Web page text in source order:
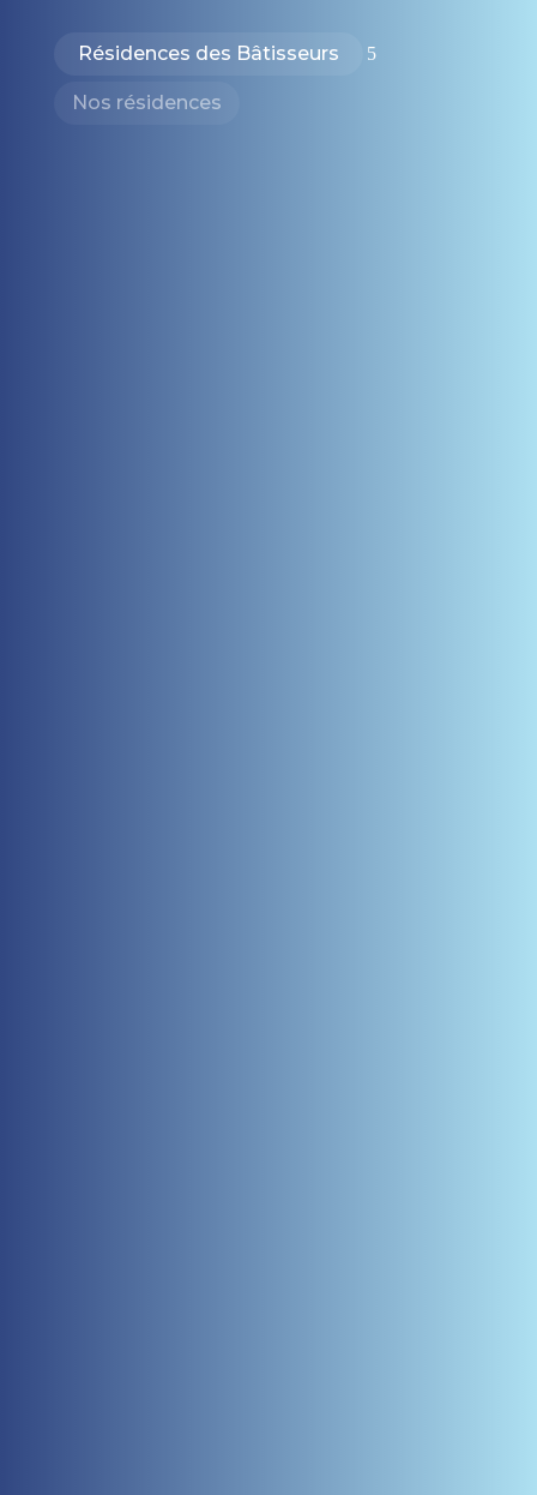
Résidences des Bâtisseurs 5
Nos résidences